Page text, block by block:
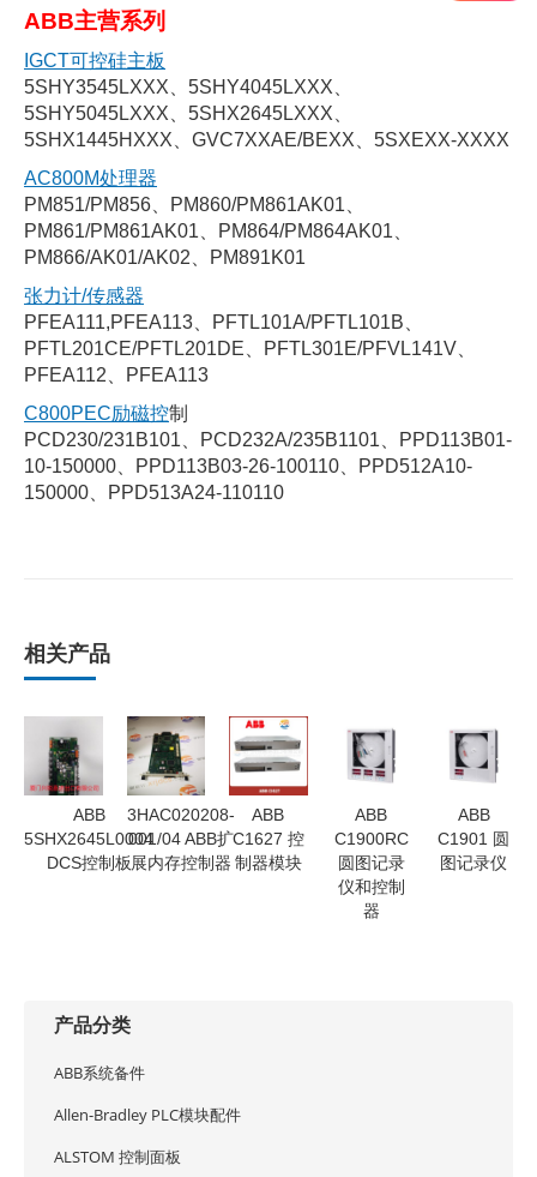
ABB主营系列
IGCT可控硅主板
5SHY3545LXXX、5SHY4045LXXX、
5SHY5045LXXX、5SHX2645LXXX、
5SHX1445HXXX、GVC7XXAE/BEXX、5SXEXX-XXXX
AC800M处理器
PM851/PM856、PM860/PM861AK01、
PM861/PM861AK01、PM864/PM864AK01、
PM866/AK01/AK02、PM891K01
张力计/传感器
PFEA111,PFEA113、PFTL101A/PFTL101B、
PFTL201CE/PFTL201DE、PFTL301E/PFVL141V、
PFEA112、PFEA113
C800PEC励磁控制
PCD230/231B101、PCD232A/235B1101、PPD113B01-
10-150000、PPD113B03-26-100110、PPD512A10-
150000、PPD513A24-110110
相关产品
ABB
5SHX2645L0004
DCS控制板
3HAC020208-
001/04 ABB扩
展内存控制器
ABB
C1627 控
制器模块
ABB
C1900RC
圆图记录
仪和控制
器
ABB
C1901 圆
图记录仪
产品分类
ABB系统备件
Allen-Bradley PLC模块配件
ALSTOM 控制面板